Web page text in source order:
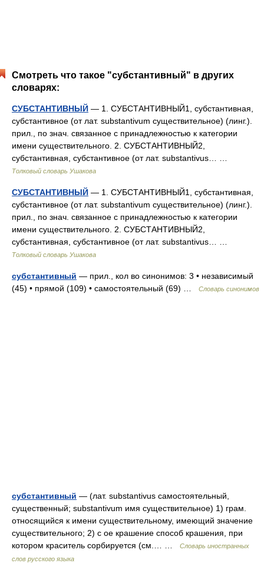
Смотреть что такое "субстантивный" в других
словарях:
СУБСТАНТИВНЫЙ — 1. СУБСТАНТИВНЫЙ1, субстантивная,
субстантивное (от лат. substantivum существительное) (линг.).
прил., по знач. связанное с принадлежностью к категории
имени существительного. 2. СУБСТАНТИВНЫЙ2,
субстантивная, субстантивное (от лат. substantivus… …
Толковый словарь Ушакова
СУБСТАНТИВНЫЙ — 1. СУБСТАНТИВНЫЙ1, субстантивная,
субстантивное (от лат. substantivum существительное) (линг.).
прил., по знач. связанное с принадлежностью к категории
имени существительного. 2. СУБСТАНТИВНЫЙ2,
субстантивная, субстантивное (от лат. substantivus… …
Толковый словарь Ушакова
субстантивный — прил., кол во синонимов: 3 • независимый
(45) • прямой (109) • самостоятельный (69) …
Словарь синонимов
субстантивный — (лат. substantivus самостоятельный,
существенный; substantivum имя существительное) 1) грам.
относящийся к имени существительному, имеющий значение
существительного; 2) с ое крашение способ крашения, при
котором краситель сорбируется (см.… …
Словарь иностранных
слов русского языка